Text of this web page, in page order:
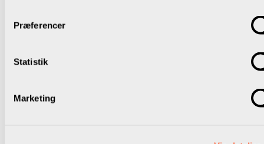
Præferencer
Statistik
Marketing
til at prioritere temaerne.
Hvilke temaer er mest presserende at finde løsninger på?
prioriteret?